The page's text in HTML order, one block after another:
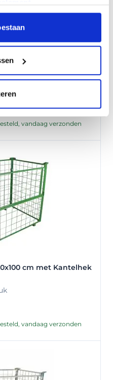
cm met half
vandaag verzonden
cm met Kantelhek
vandaag verzonden